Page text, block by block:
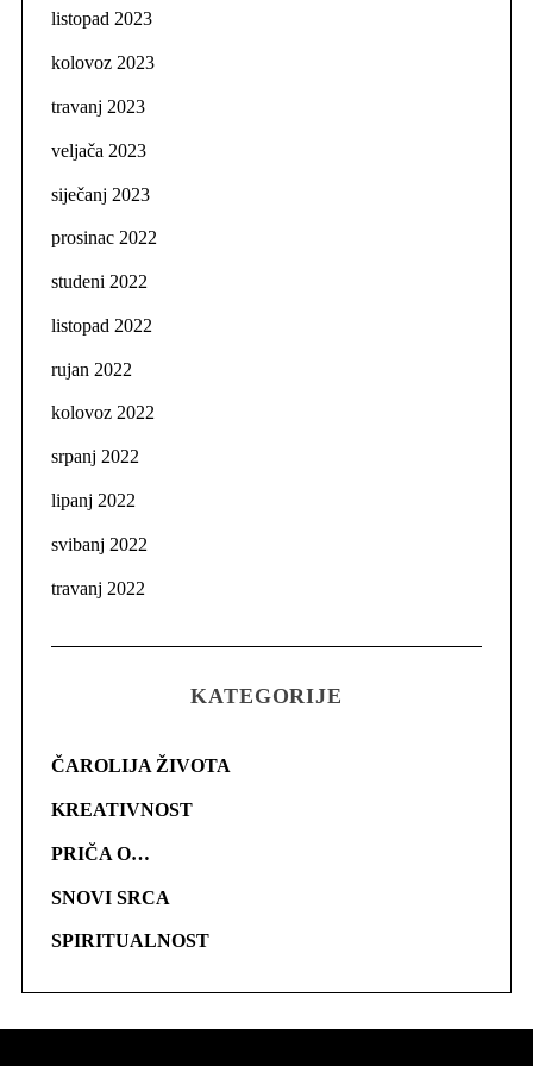
listopad 2023
kolovoz 2023
travanj 2023
veljača 2023
siječanj 2023
prosinac 2022
studeni 2022
listopad 2022
rujan 2022
kolovoz 2022
srpanj 2022
lipanj 2022
svibanj 2022
travanj 2022
KATEGORIJE
ČAROLIJA ŽIVOTA
KREATIVNOST
PRIČA O…
SNOVI SRCA
SPIRITUALNOST